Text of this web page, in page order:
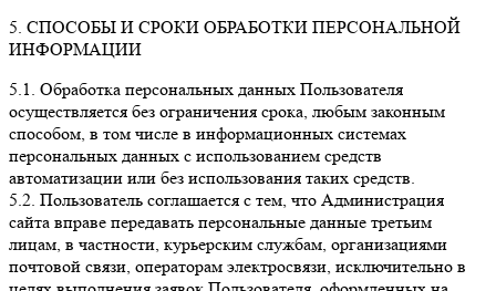
5. СПОСОБЫ И СРОКИ ОБРАБОТКИ ПЕРСОНАЛЬНОЙ
ИНФОРМАЦИИ
5.1. Обработка персональных данных Пользователя
осуществляется без ограничения срока, любым законным
способом, в том числе в информационных системах
персональных данных с использованием средств
автоматизации или без использования таких средств.
5.2. Пользователь соглашается с тем, что Администрация
сайта вправе передавать персональные данные третьим
лицам, в частности, курьерским службам, организациями
почтовой связи, операторам электросвязи, исключительно в